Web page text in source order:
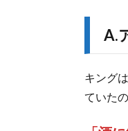
A.
キング
ていた